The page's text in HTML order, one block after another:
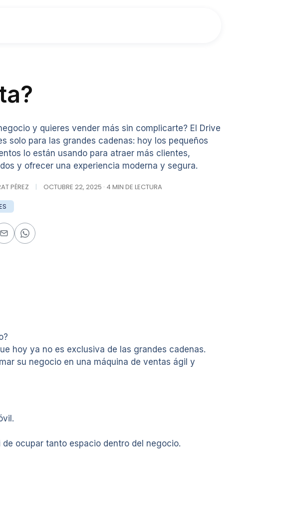
y quieres vender más sin complicarte? El Drive
solo para las grandes cadenas: hoy los pequeños
lo están usando para atraer más clientes,
y ofrecer una experiencia moderna y segura.
PÉREZ | OCTUBRE 22, 2025 · 4 MIN DE LECTURA
hoy ya no es exclusiva de las grandes cadenas.
su negocio en una máquina de ventas ágil y
ocupar tanto espacio dentro del negocio.